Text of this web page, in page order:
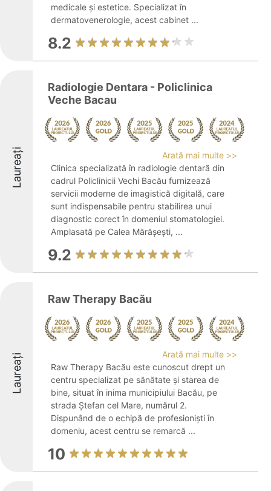
medicale și estetice. Specializat în
dermatovenerologie, acest cabinet ...
8.2
Laureați
Radiologie Dentara - Policlinica
Veche Bacau
Arată mai multe >>
Clinica specializată în radiologie dentară din
cadrul Policlinicii Vechi Bacău furnizează
servicii moderne de imagistică digitală, care
sunt indispensabile pentru stabilirea unui
diagnostic corect în domeniul stomatologiei.
Amplasată pe Calea Mărășești, ...
9.2
Laureați
Raw Therapy Bacău
Arată mai multe >>
Raw Therapy Bacău este cunoscut drept un
centru specializat pe sănătate și starea de
bine, situat în inima municipiului Bacău, pe
strada Ștefan cel Mare, numărul 2.
Dispunând de o echipă de profesioniști în
domeniu, acest centru se remarcă ...
10